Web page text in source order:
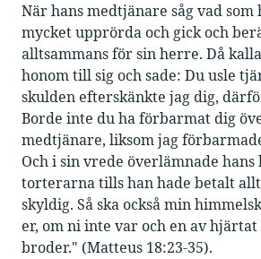
När hans medtjänare såg vad som
mycket upprörda och gick och
alltsammans för sin herre. Då
honom till sig och sade: Du usle
skulden efterskänkte jag dig,
Borde inte du ha förbarmat dig
medtjänare, liksom jag
Och i sin vrede överlämnade
torterarna tills han hade betalt
skyldig. Så ska också min
er, om ni inte var och en av
broder." (Matteus 18:23-35).